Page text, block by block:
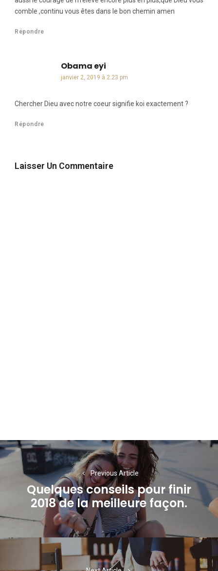
comble ,continu vous êtes dans le bon chemin amen
Répondre
Obama eyi
janvier 2, 2019 à 2:23 pm
Chercher Dieu avec notre coeur signifie koi exactement ?
Répondre
Laisser Un Commentaire
Navigation
l’article
Previous Article
Previous
post:
Quelques conseils pour finir
2018 de la meilleure façon.